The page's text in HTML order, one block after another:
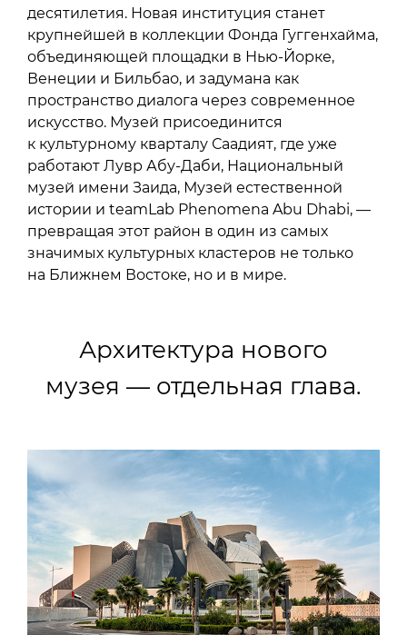
десятилетия. Новая институция станет
крупнейшей в коллекции Фонда Гуггенхайма,
объединяющей площадки в Нью-Йорке,
Венеции и Бильбао, и задумана как
пространство диалога через современное
искусство. Музей присоединится
к культурному кварталу Саадият, где уже
работают Лувр Абу-Даби, Национальный
музей имени Заида, Музей естественной
истории и teamLab Phenomena Abu Dhabi, —
превращая этот район в один из самых
значимых культурных кластеров не только
на Ближнем Востоке, но и в мире.
Архитектура нового
музея — отдельная глава.